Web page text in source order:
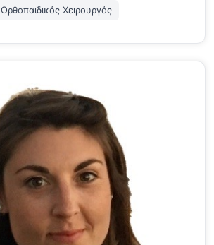
Ορθοπαιδικός Χειρουργός